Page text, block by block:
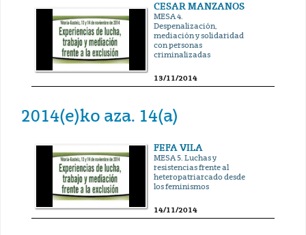
CESAR MANZANOS
MESA 4.
Despenalización,
mediación y solidaridad
con personas
criminalizadas
13/11/2014
2014(e)ko aza. 14(a)
FEFA VILA
MESA 5. Luchas y
resistencias frente al
heteropatriarcado desde
los feminismos
14/11/2014